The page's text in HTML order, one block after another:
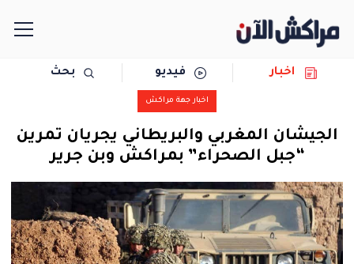
مجتمع
رياضة
حوادث
اخبار فيديو بحث
اخبار جهة مراكش
الجيشان المغربي والبريطاني يجريان تمرين
“جبل الصحراء” بمراكش وبن جرير